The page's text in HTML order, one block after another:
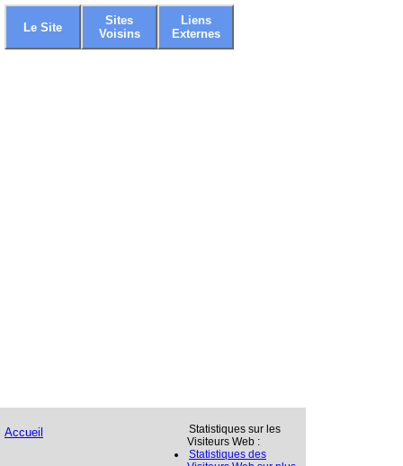
Le Site
Sites
Voisins
Liens
Externes
Accueil
Statistiques sur les
Visiteurs Web :
Statistiques des